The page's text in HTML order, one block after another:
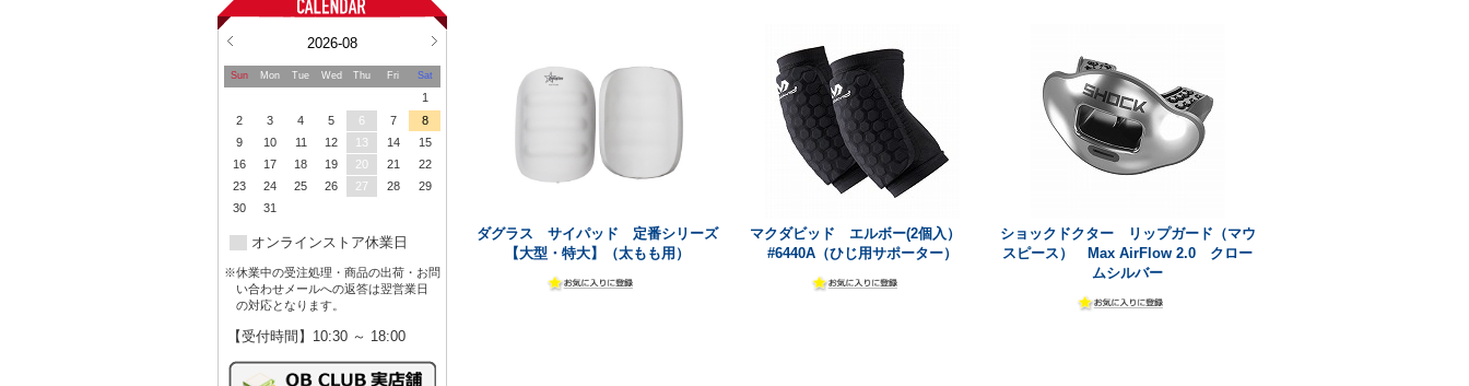
2026-08
Sun Mon Tue Wed Thu Fri Sat
1
2
3 4 5 6 7
8
9
10 11 12 13 14
15
16
17 18 19 20 21
22
23
24 25 26 27 28
29
30
31
オンラインストア休業日
※休業中の受注処理・商品の出荷・お問
い合わせメールへの返答は翌営業日
の対応となります。
【受付時間】10:30 ～ 18:00
ダグラス サイパッド 定番シリーズ
【大型・特大】（太もも用）
マクダビッド エルボー(2個入）
#6440A（ひじ用サポーター）
ショックドクター リップガード（マウ
スピース） Max AirFlow 2.0 クロー
ムシルバー